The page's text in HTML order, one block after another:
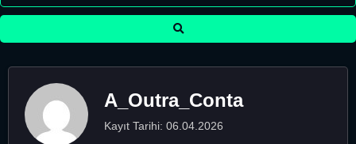
A_Outra_Conta
Kayıt Tarihi: 06.04.2026